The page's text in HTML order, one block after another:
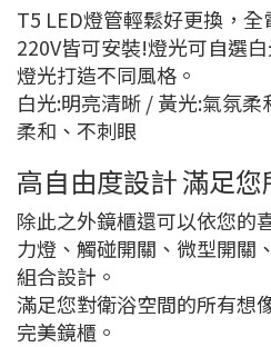
T5 LED燈管輕鬆好更換，
220V皆可安裝!燈光可自選
燈光打造不同風格。
白光:明亮清晰 / 黃光:氣氛
柔和、不刺眼
高自由度設計 滿足
除此之外鏡櫃還可以依您的
力燈、觸碰開關、微型開關
組合設計。
滿足您對衛浴空間的所有想
完美鏡櫃。